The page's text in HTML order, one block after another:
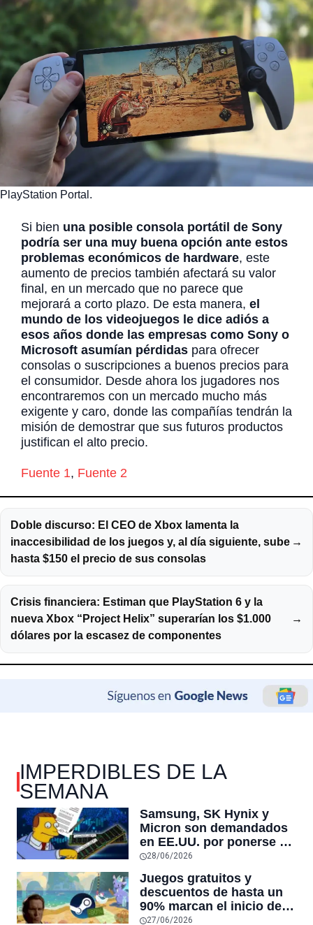
PlayStation Portal.
Si bien una posible consola portátil de Sony
podría ser una muy buena opción ante estos
problemas económicos de hardware, este
aumento de precios también afectará su valor
final, en un mercado que no parece que
mejorará a corto plazo. De esta manera, el
mundo de los videojuegos le dice adiós a
esos años donde las empresas como Sony o
Microsoft asumían pérdidas para ofrecer
consolas o suscripciones a buenos precios para
el consumidor. Desde ahora los jugadores nos
encontraremos con un mercado mucho más
exigente y caro, donde las compañías tendrán la
misión de demostrar que sus futuros productos
justifican el alto precio.
Fuente 1, Fuente 2
Doble discurso: El CEO de Xbox lamenta la
inaccesibilidad de los juegos y, al día siguiente, sube
hasta $150 el precio de sus consolas
→
Crisis financiera: Estiman que PlayStation 6 y la
nueva Xbox “Project Helix” superarían los $1.000
dólares por la escasez de componentes
→
IMPERDIBLES DE LA
SEMANA
Samsung, SK Hynix y
Micron son demandados
en EE.UU. por ponerse de
acuerdo para mantener la
los precios
28/06/2026
Juegos gratuitos y
descuentos de hasta un
90% marcan el inicio de
las ofertas de verano de
27/06/2026